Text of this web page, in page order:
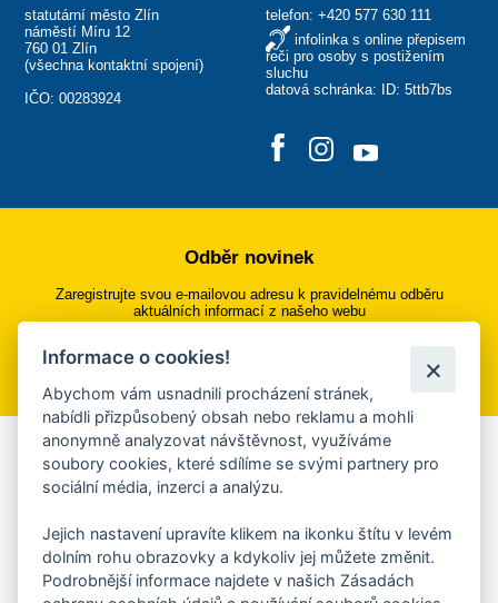
statutární město Zlín
náměstí Míru 12
760 01 Zlín
(všechna kontaktní spojení)
IČO: 00283924
telefon: +420 577 630 111
infolinka s online přepisem
řeči pro osoby s postižením
sluchu
datová schránka: ID: 5ttb7bs
Odběr novinek
Zaregistrujte svou e-mailovou adresu k pravidelnému odběru
aktuálních informací z našeho webu
Přihlásit se k odběru
Aplikace Mobilní rozhlas
Chcete dostávat do svého mobilu či mailu upozornění na
ankety, pozvánky na kulturní a sportovní akce?
Více informací o aplikaci
Informace o cookies!
Abychom vám usnadnili procházení stránek,
nabídli přizpůsobený obsah nebo reklamu a mohli
anonymně analyzovat návštěvnost, využíváme
soubory cookies, které sdílíme se svými partnery pro
sociální média, inzerci a analýzu.
Jejich nastavení upravíte klikem na ikonku štítu v levém
dolním rohu obrazovky a kdykoliv jej můžete změnit.
Podrobnější informace najdete v našich Zásadách